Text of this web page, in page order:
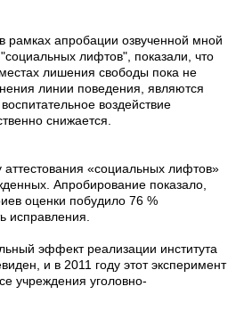
рамках апробации озвученной мной
лифтов", показали, что
лишения свободы пока не
линии поведения, являются
воздействие
снижается.
аттестования «социальных лифтов»
Апробирование показало,
оценки побудило 76 %
исправления.
эффект реализации института
и в 2011 году этот эксперимент
учреждения уголовно-